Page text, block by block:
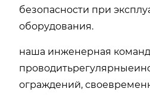
безопасности при
оборудования.
наша инженерная
проводитьрегулярные
ограждений,